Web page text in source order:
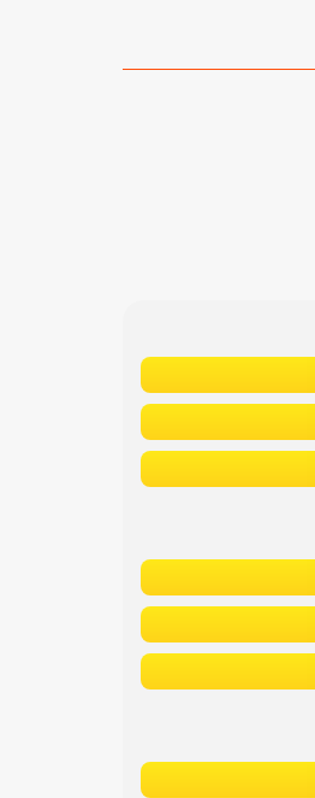
Сетевые отели Бали
Сетевые отели Сейшел